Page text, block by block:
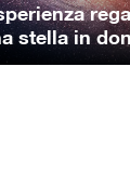
stella in